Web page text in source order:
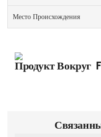
Место Происхождения
Продукт Вокруг